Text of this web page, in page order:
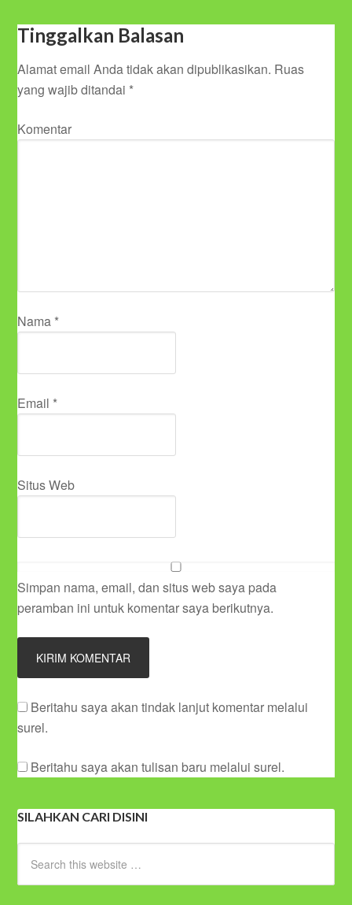
Tinggalkan Balasan
Alamat email Anda tidak akan dipublikasikan. Ruas
yang wajib ditandai *
Komentar
Nama *
Email *
Situs Web
Simpan nama, email, dan situs web saya pada
peramban ini untuk komentar saya berikutnya.
Beritahu saya akan tindak lanjut komentar melalui
surel.
Beritahu saya akan tulisan baru melalui surel.
SILAHKAN CARI DISINI